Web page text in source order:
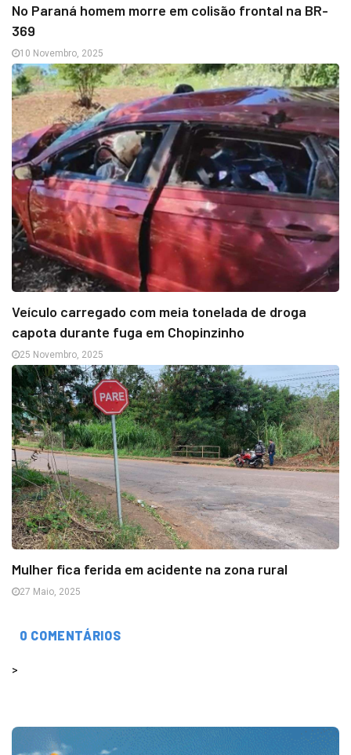
No Paraná homem morre em colisão frontal na BR-
369
10 Novembro, 2025
Veículo carregado com meia tonelada de droga
capota durante fuga em Chopinzinho
25 Novembro, 2025
Mulher fica ferida em acidente na zona rural
27 Maio, 2025
0 COMENTÁRIOS
>